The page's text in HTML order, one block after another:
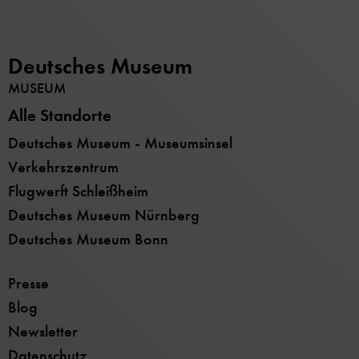
Deutsches Museum
MUSEUM
Alle Standorte
Deutsches Museum - Museumsinsel
Verkehrszentrum
Flugwerft Schleißheim
Deutsches Museum Nürnberg
Deutsches Museum Bonn
Presse
Blog
Newsletter